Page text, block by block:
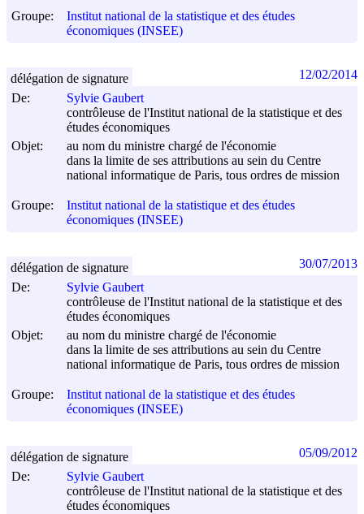
Groupe:
Institut national de la statistique et des études
économiques (INSEE)
De:
Sylvie Gaubert
contrôleuse de l'Institut national de la statistique et des
études économiques
Objet:
au nom du ministre chargé de l'économie
dans la limite de ses attributions au sein du Centre
national informatique de Paris, tous ordres de mission
Groupe:
Institut national de la statistique et des études
économiques (INSEE)
délégation de signature 12/02/2014
De:
Sylvie Gaubert
contrôleuse de l'Institut national de la statistique et des
études économiques
Objet:
au nom du ministre chargé de l'économie
dans la limite de ses attributions au sein du Centre
national informatique de Paris, tous ordres de mission
Groupe:
Institut national de la statistique et des études
économiques (INSEE)
délégation de signature 30/07/2013
De:
Sylvie Gaubert
contrôleuse de l'Institut national de la statistique et des
études économiques
délégation de signature 05/09/2012